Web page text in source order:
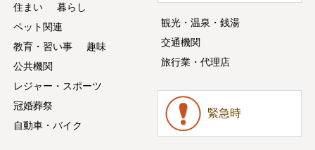
住まい
暮らし
ペット関連
教育・習い事
趣味
公共機関
レジャー・スポーツ
冠婚葬祭
自動車・バイク
観光・温泉・銭湯
交通機関
旅行業・代理店
緊急時